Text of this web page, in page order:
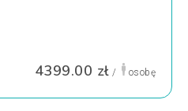
4399.00 zł / osobę